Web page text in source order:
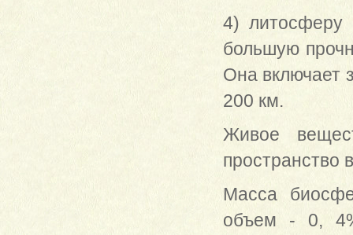
4) литосферу
большую
Она включает
200 км.
Живое
пространство
Масса
объем - 0,